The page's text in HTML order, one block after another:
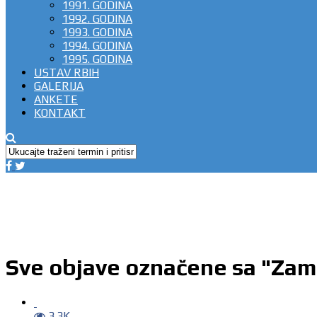
1991. GODINA
1992. GODINA
1993. GODINA
1994. GODINA
1995. GODINA
USTAV RBIH
GALERIJA
ANKETE
KONTAKT
Sve objave označene sa